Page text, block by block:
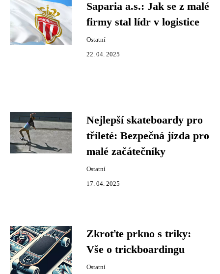
Saparia a.s.: Jak se z malé
firmy stal lídr v logistice
Ostatní
22. 04. 2025
Nejlepší skateboardy pro
tříleté: Bezpečná jízda pro
malé začátečníky
Ostatní
17. 04. 2025
Zkroťte prkno s triky:
Vše o trickboardingu
Ostatní